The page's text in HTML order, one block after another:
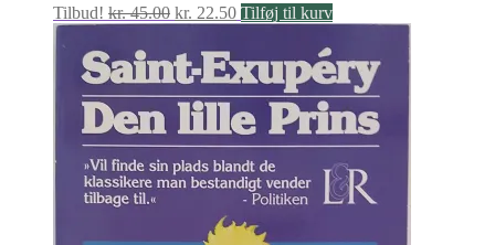
Tilbud! kr.45.00 Den
pris
var:
kr. 45.00.
kr. 22.50Den
aktuelle
er:
kr. 22.50.
Tilføj til kurv